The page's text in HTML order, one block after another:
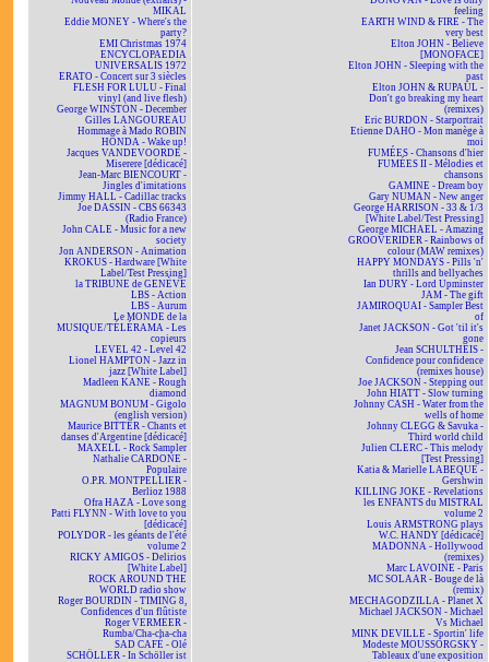
MIKAL
Eddie MONEY - Where's the
party?
EMI Christmas 1974
ENCYCLOPAEDIA
UNIVERSALIS 1972
ERATO - Concert sur 3 siècles
FLESH FOR LULU - Final
vinyl (and live flesh)
George WINSTON - December
Gilles LANGOUREAU
Hommage à Mado ROBIN
HONDA - Wake up!
Jacques VANDEVOORDE -
Miserere [dédicacé]
Jean-Marc BIENCOURT -
Jingles d'imitations
Jimmy HALL - Cadillac tracks
Joe DASSIN - CBS 66343
(Radio France)
John CALE - Music for a new
society
Jon ANDERSON - Animation
KROKUS - Hardware [White
Label/Test Pressing]
la TRIBUNE de GENÈVE
LBS - Action
LBS - Aurum
Le MONDE de la
MUSIQUE/TÉLÉRAMA - Les
copieurs
LEVEL 42 - Level 42
Lionel HAMPTON - Jazz in
jazz [White Label]
Madleen KANE - Rough
diamond
MAGNUM BONUM - Gigolo
(english version)
Maurice BITTER - Chants et
danses d'Argentine [dédicacé]
MAXELL - Rock Sampler
Nathalie CARDONE -
Populaire
O.P.R. MONTPELLIER -
Berlioz 1988
Ofra HAZA - Love song
Patti FLYNN - With love to you
[dédicacé]
POLYDOR - les géants de l'été
volume 2
RICKY AMIGOS - Delirios
[White Label]
ROCK AROUND THE
WORLD radio show
Roger BOURDIN - TIMING 8,
Confidences d'un flûtiste
Roger VERMEER -
Rumba/Cha-cha-cha
SAD CAFÉ - Olé
SCHÖLLER - In Schöller ist
feeling
EARTH WIND & FIRE - The
very best
Elton JOHN - Believe
[MONOFACE]
Elton JOHN - Sleeping with the
past
Elton JOHN & RUPAUL -
Don't go breaking my heart
(remixes)
Eric BURDON - Starportrait
Etienne DAHO - Mon manège à
moi
FUMÉES - Chansons d'hier
FUMÉES II - Mélodies et
chansons
GAMINE - Dream boy
Gary NUMAN - New anger
George HARRISON - 33 & 1/3
[White Label/Test Pressing]
George MICHAEL - Amazing
GROOVERIDER - Rainbows of
colour (MAW remixes)
HAPPY MONDAYS - Pills 'n'
thrills and bellyaches
Ian DURY - Lord Upminster
JAM - The gift
JAMIROQUAI - Sampler Best
of
Janet JACKSON - Got 'til it's
gone
Jean SCHULTHEIS -
Confidence pour confidence
(remixes house)
Joe JACKSON - Stepping out
John HIATT - Slow turning
Johnny CASH - Water from the
wells of home
Johnny CLEGG & Savuka -
Third world child
Julien CLERC - This melody
[Test Pressing]
Katia & Marielle LABEQUE -
Gershwin
KILLING JOKE - Revelations
les ENFANTS du MISTRAL
volume 2
Louis ARMSTRONG plays
W.C. HANDY [dédicacé]
MADONNA - Hollywood
(remixes)
Marc LAVOINE - Paris
MC SOLAAR - Bouge de là
(remix)
MECHAGODZILLA - Planet X
Michael JACKSON - Michael
Vs Michael
MINK DEVILLE - Sportin' life
Modeste MOUSSORGSKY -
Tableaux d'une exposition